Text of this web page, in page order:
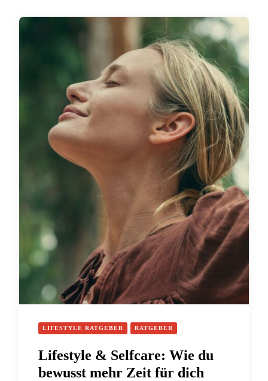
LIFESTYLE RATGEBER RATGEBER
Lifestyle & Selfcare: Wie du
bewusst mehr Zeit für dich